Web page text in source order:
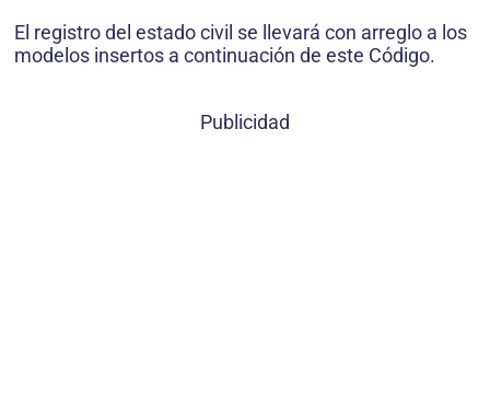
El registro del estado civil se llevará con arreglo a los
modelos insertos a continuación de este Código.
Publicidad